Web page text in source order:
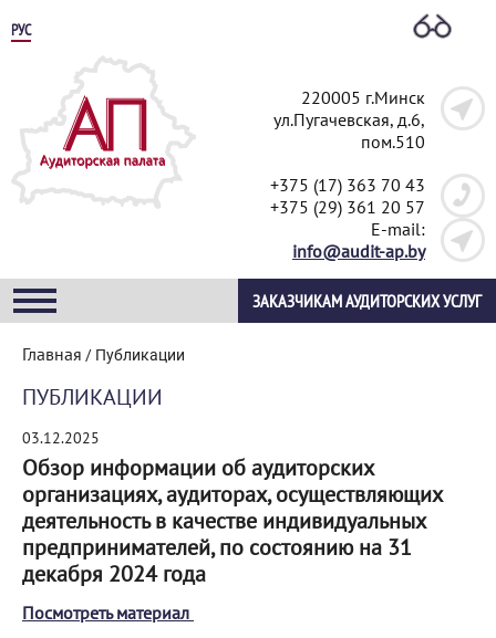
РУС
220005 г.Минск
ул.Пугачевская, д.6,
пом.510
+375 (17) 363 70 43
+375 (29) 361 20 57
E-mail:
info@audit-ap.by
ЗАКАЗЧИКАМ АУДИТОРСКИХ УСЛУГ
Главная / Публикации
ПУБЛИКАЦИИ
03.12.2025
Обзор информации об аудиторских
организациях, аудиторах, осуществляющих
деятельность в качестве индивидуальных
предпринимателей, по состоянию на 31
декабря 2024 года
Посмотреть материал